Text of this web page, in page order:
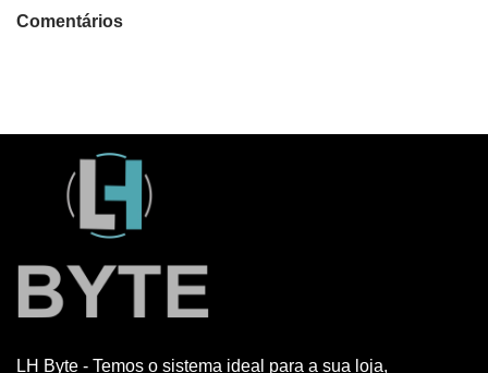
Comentários
LH Byte - Temos o sistema ideal para a sua loja,